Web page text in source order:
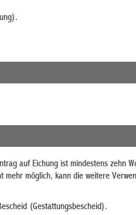
auf Eichung ist mindestens zehn
möglich, kann die weitere
(Gestattungsbescheid).